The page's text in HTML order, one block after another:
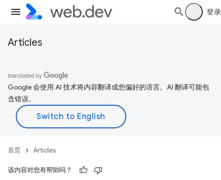
登录
Articles
Google 会使用 AI 技术将内容翻译成您偏好的语言。AI 翻译可能包
含错误。
首页 Articles
该内容对您有帮助吗？